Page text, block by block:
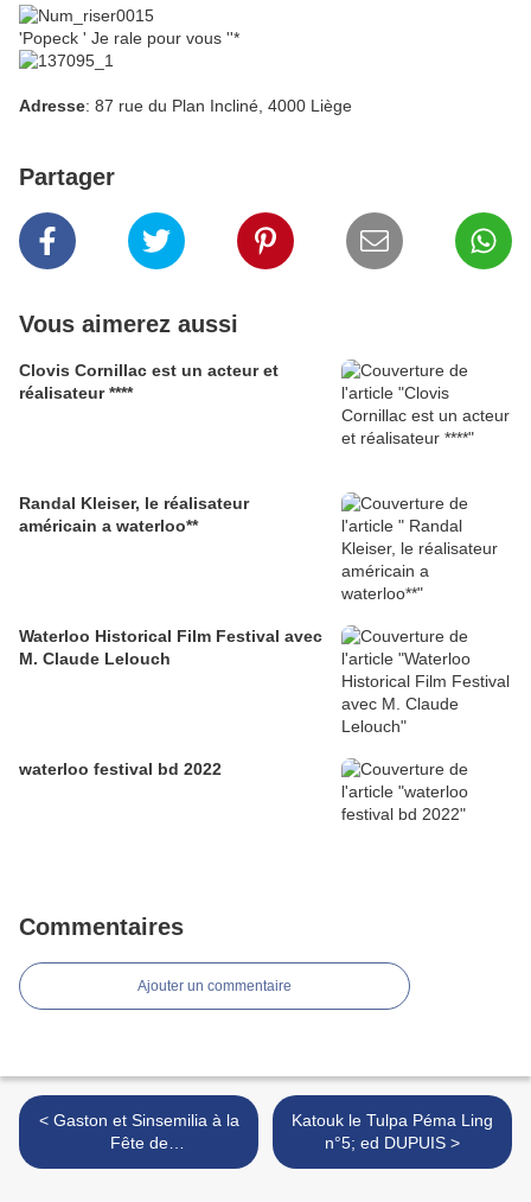
'Popeck ' Je rale pour vous ''*
Adresse: 87 rue du Plan Incliné, 4000 Liège
Partager
Vous aimerez aussi
Clovis Cornillac est un acteur et
réalisateur ****
Randal Kleiser, le réalisateur
américain a waterloo**
Waterloo Historical Film Festival avec
M. Claude Lelouch
waterloo festival bd 2022
Commentaires
Ajouter un commentaire
< Gaston et Sinsemilia à la
Fête de
l’environnement*Parc du
Katouk le Tulpa Péma Ling
n°5; ed DUPUIS >